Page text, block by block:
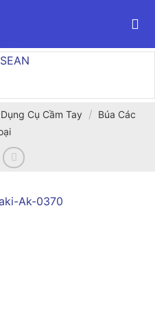
Dụng Cụ Cầm Tay / Búa Các